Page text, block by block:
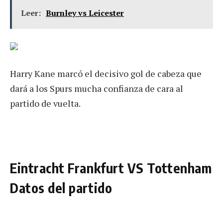
Leer: Burnley vs Leicester
Harry Kane marcó el decisivo gol de cabeza que
dará a los Spurs mucha confianza de cara al
partido de vuelta.
Eintracht Frankfurt VS Tottenham
Datos del partido